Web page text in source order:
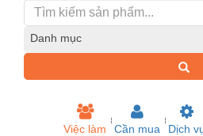
Danh mục
Việc làm Cần mua Dịch